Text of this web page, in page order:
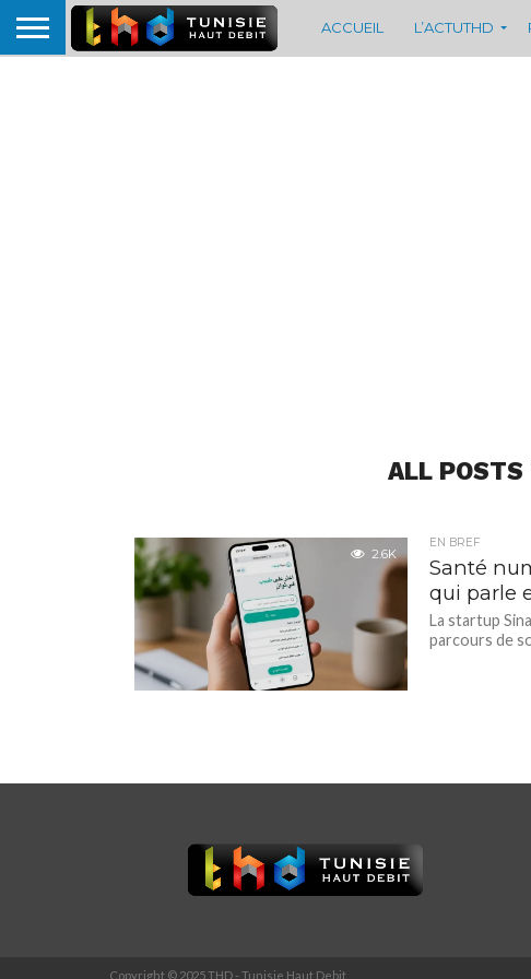
ACCUEIL L’ACTUTHD
ALL POSTS
2.6K
EN BREF
Santé
qui parle
La startup
parcours de
Copyright © 2025 THD - Tunisie Haut Debit.